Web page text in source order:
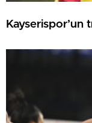
Kayserispor’un